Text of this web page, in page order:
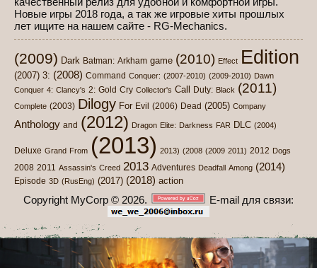
Новые игры 2018 года, а так же игровые хиты прошлых
лет ищите на нашем сайте - RG-Mechanics.
(2009) Dark Batman: Arkham game (2010) Effect Edition
(2007) 3: (2008) Command Conquer: (2007-2010) (2009-2010) Dawn
Conquer 4: Clancy's 2: Gold Cry Collector's Call Duty: Black (2011)
Complete (2003) Dilogy For Evil (2006) Dead (2005) Company
Anthology and (2012) Dragon Elite: Darkness FAR DLC (2004)
Deluxe Grand From (2013) 2013) (2008 (2009 2011) 2012 Dogs
2008 2011 Assassin's Creed 2013 Adventures Deadfall Among (2014)
Episode 3D (RusEng) (2017) (2018) action
Copyright MyCorp © 2026. E-mail для связи: